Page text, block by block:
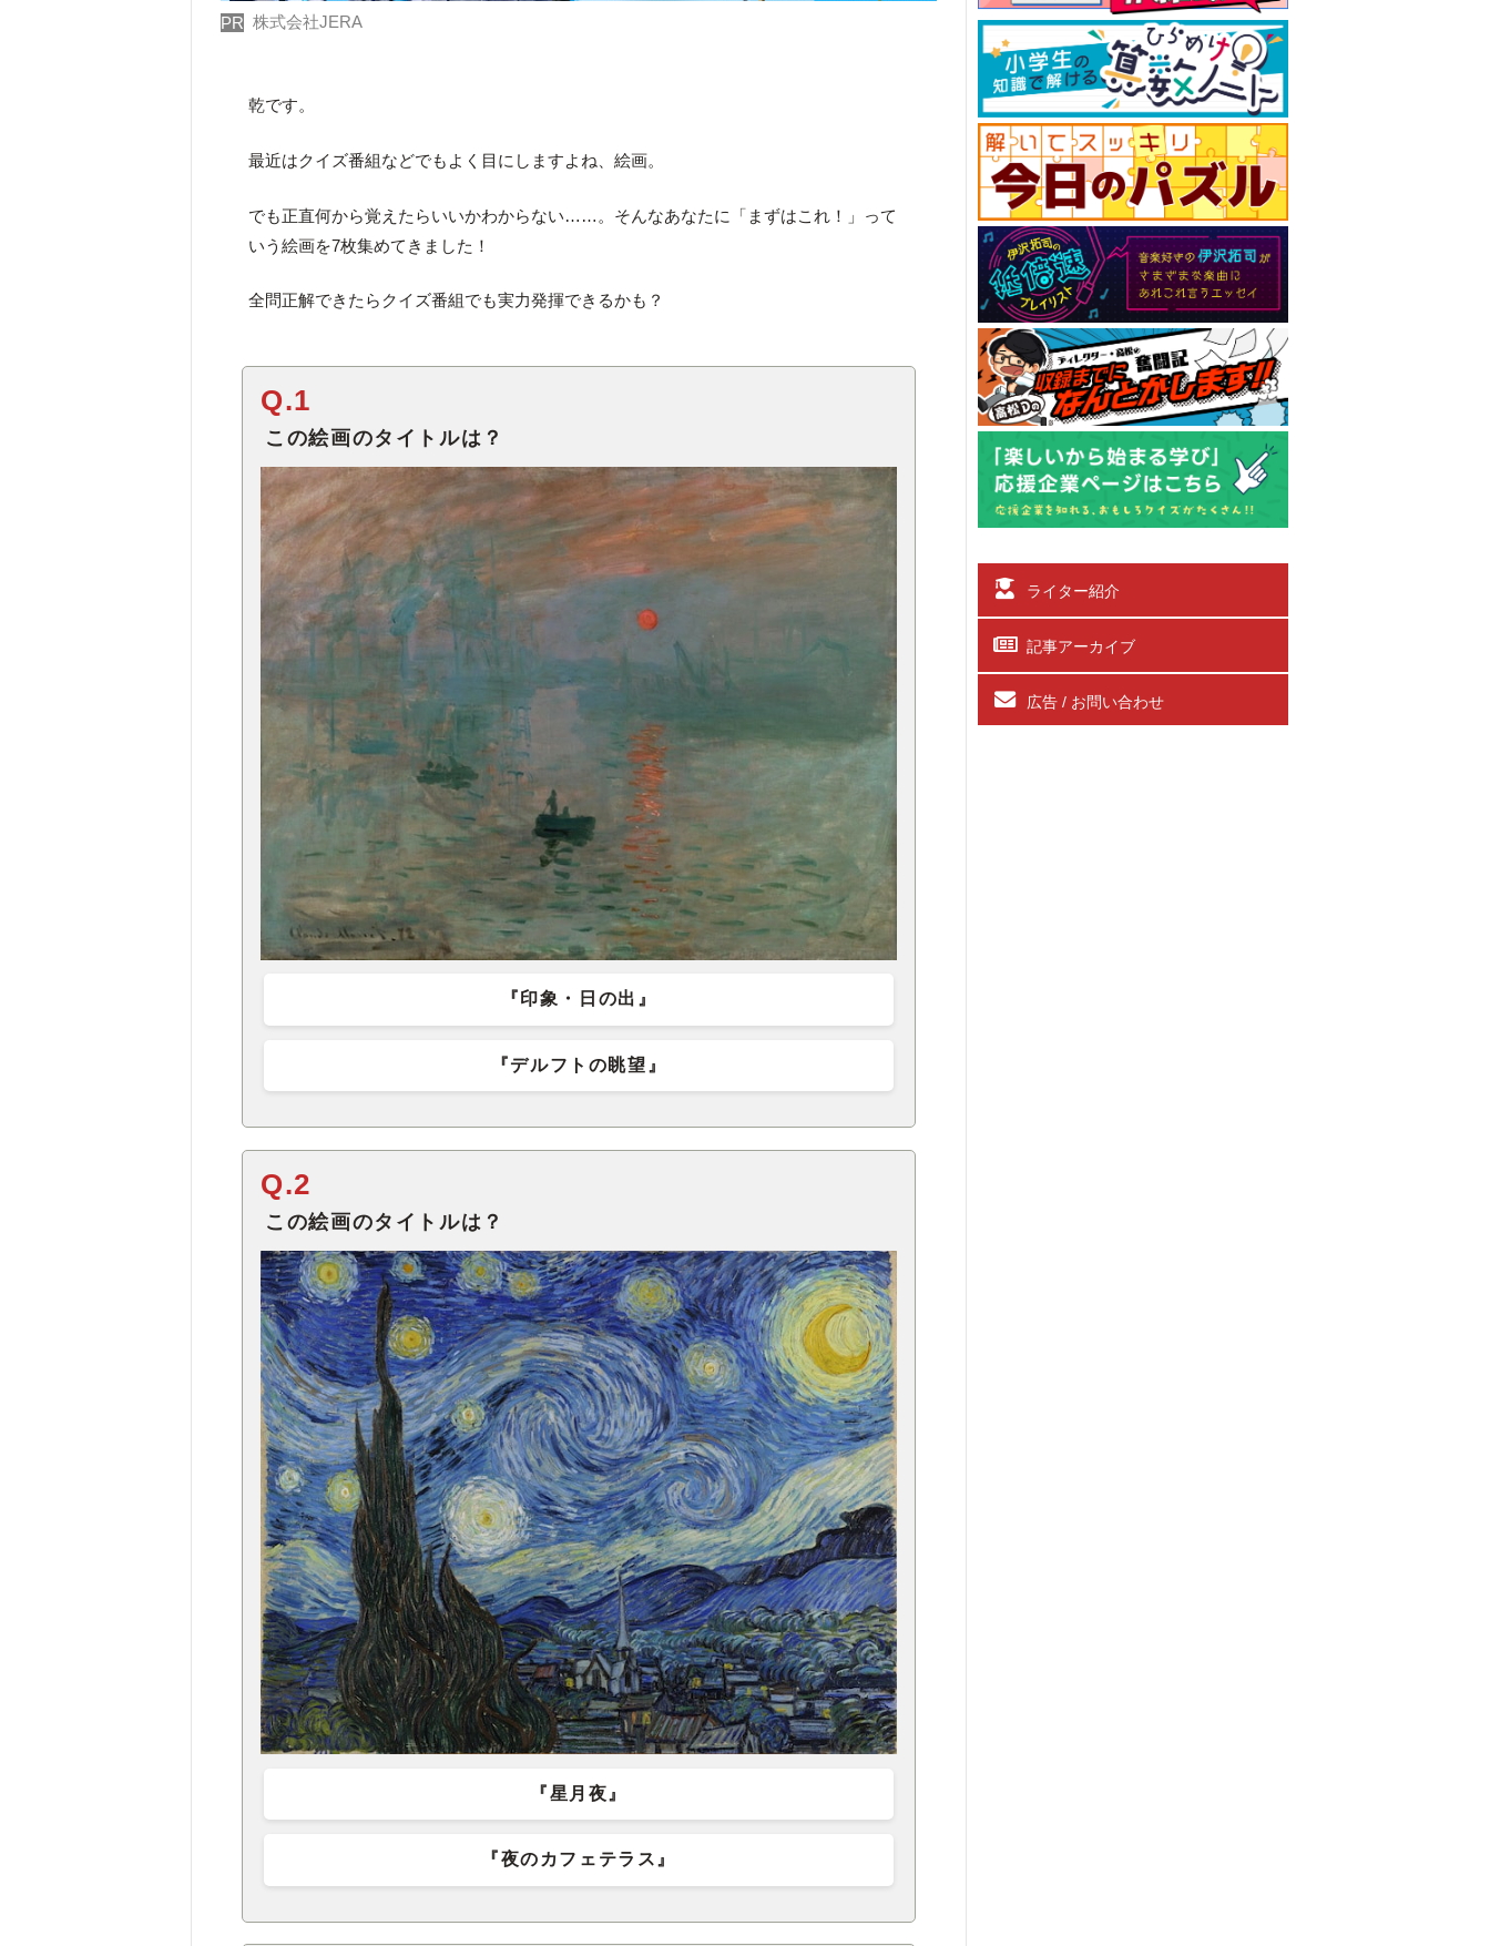
PR 株式会社JERA
乾です。
最近はクイズ番組などでもよく目にしますよね、絵画。
でも正直何から覚えたらいいかわからない……。そんなあなたに「まずはこれ！」って
いう絵画を7枚集めてきました！
全問正解できたらクイズ番組でも実力発揮できるかも？
Q.1
この絵画のタイトルは？
『印象・日の出』
『デルフトの眺望』
Q.2
この絵画のタイトルは？
『星月夜』
『夜のカフェテラス』
ライター紹介
記事アーカイブ
広告 / お問い合わせ